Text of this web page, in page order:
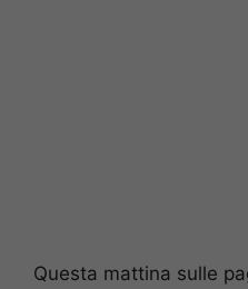
Questa mattina sulle